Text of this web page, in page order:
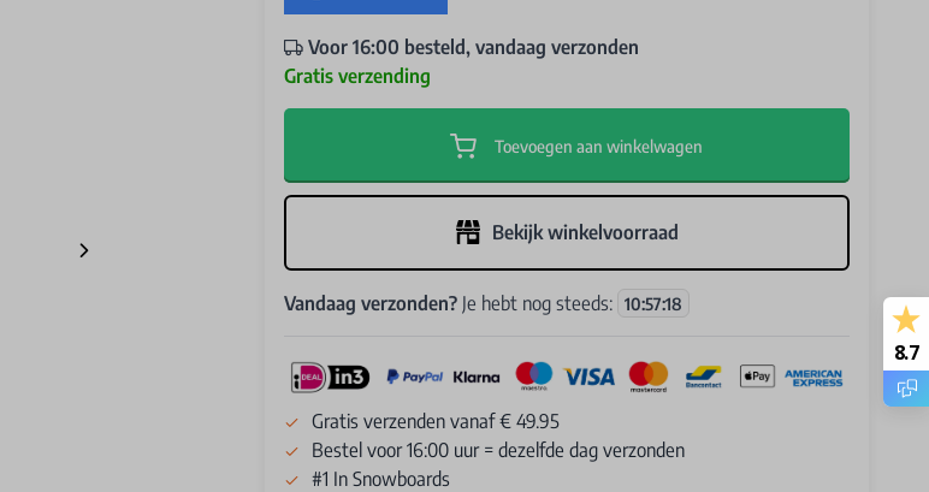
Voor 16:00 besteld, vandaag verzonden
Gratis verzending
Toevoegen aan winkelwagen
Bekijk winkelvoorraad
Vandaag verzonden? Je hebt nog steeds: 10:57:16
Gratis verzenden vanaf € 49.95
Bestel voor 16:00 uur = dezelfde dag verzonden
#1 In Snowboards
8.7